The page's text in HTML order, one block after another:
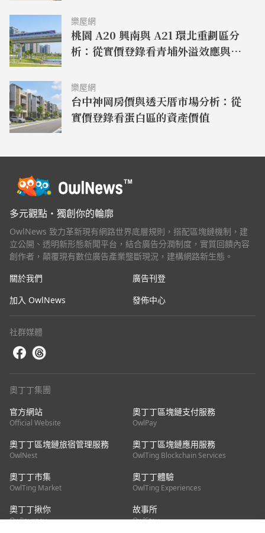
作關係主席，她在 NBCU 工作了十多年，一直倡導尋
找更好的方法來衡量廣告效果。作為 NBCU 的廣告銷
售主管，她曾是該公司推出受廣告支持的流媒體服務
Peacock 的關鍵人物。 衛報 12 日報導，馬斯克的推
特首席執行官職位一直備受爭議。他在以 440 億美元
收購推特後，於 2022 年 10 月接任 CEO。很快解雇
了該公司的高管，並推行了一系列激進而混亂的調
整，主要在削減成本和重塑平台。推特原有 7500 名
員工，馬斯克上任後不久就裁減了近一半。同時，推
特恢復了之前被禁止的賬戶，如美國前總統川普
審核不力，不少大型廣告商已經放棄了推特。 推特還
和虛假信息氾濫，幾乎沒有人註冊這項服務。與此同
時，推特的前任 CEO 就訴訟費問題起訴了該公司。
今年 3 月有報導稱，推特公司的現有價值還不到馬斯
克去年為其支付的一半。而他 4 月表示，推特大致收
支平衡。 報導說，推特新 CEO 的上任可能會減輕特
斯拉投資者的擔憂。消息傳出後，特斯拉股價交易量
上漲 2.4%。Roth MKM 分析師雷格・歐文（Craig
錨。現在他可以花更多時間在特斯拉創造價值了。
樂屋網
桃園 A20 興南與 A21 環北重劃區分
析：從實價登錄看青埔外溢效應與房
樂屋網
台中神岡房價與透天厝市場分析：從
實價登錄看蛋白區的資產價值
多元觀點・獨創你的輪廓
OwlNews 致力革新現有網路世界底層規則，搭配區塊鏈機制，建
立公開、透明新形態新聞平台，結合廣告分潤制度，實質回饋內容
創作者，顛覆現有數位廣告產業壟斷現況，建構網路新生態。
關於我們
廣告刊登
加入 OwlNews
發佈中心
社群媒體
奧丁丁集團
官方網站
Official Website
奧丁丁區塊鏈支付服務
OwlPay
奧丁丁區塊鏈旅宿管理服務
OwlNest
奧丁丁區塊鏈應用服務
OwlTing Blockchain Services
奧丁丁市集
OwlTing Market
奧丁丁體驗
OwlTing Experiences
奧丁丁揪你
OwlJourney
故事所
OwlStay